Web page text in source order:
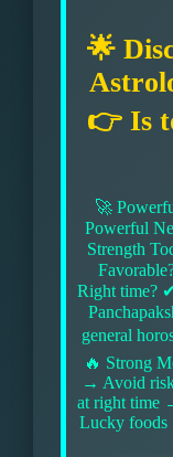
🌟
👉 Is
🚀
Powerful
Strength
Right time?
general
🔥 Strong
→ Avoid
at right time
Lucky foods